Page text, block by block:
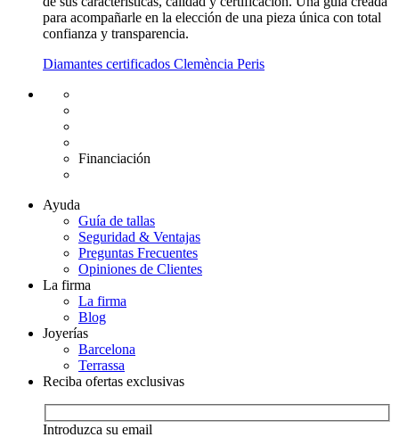
para acompañarle en la elección de una pieza única con total
confianza y transparencia.
Diamantes certificados Clemència Peris
Financiación
Ayuda
Guía de tallas
Seguridad & Ventajas
Preguntas Frecuentes
Opiniones de Clientes
La firma
La firma
Blog
Joyerías
Barcelona
Terrassa
Reciba ofertas exclusivas
Introduzca su email